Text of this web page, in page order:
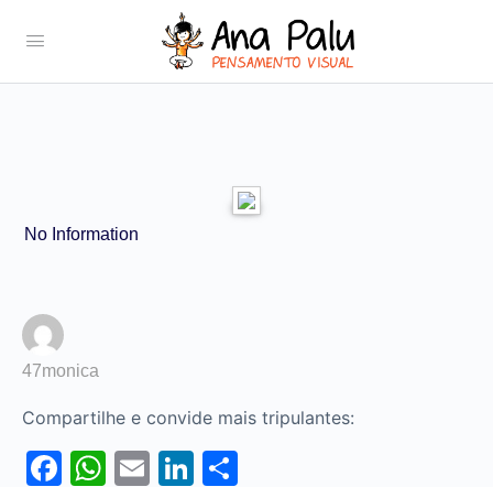
No Information
47monica
Compartilhe e convide mais tripulantes:
Facebook
WhatsApp
EmailLinkedIn